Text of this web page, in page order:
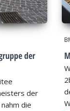
der
der
die